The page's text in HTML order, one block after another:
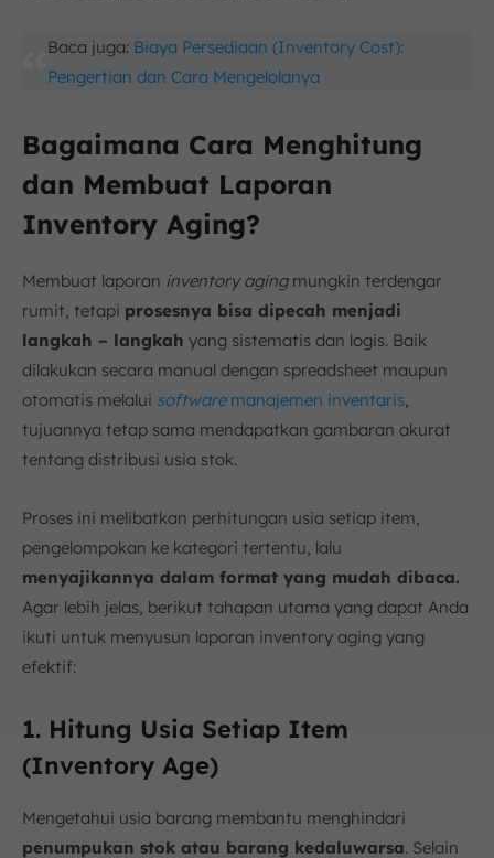
Baca juga: Biaya Persediaan (Inventory Cost):
Pengertian dan Cara Mengelolanya
Bagaimana Cara Menghitung
dan Membuat Laporan
Inventory Aging?
Membuat laporan inventory agingmungkin terdengar
rumit, tetapi prosesnya bisa dipecah menjadi
langkah – langkah yang sistematis dan logis. Baik
dilakukan secara manual dengan spreadsheet maupun
otomatis melalui softwaremanajemen inventaris
tujuannya tetap sama mendapatkan gambaran akurat
tentang distribusi usia stok.
Proses ini melibatkan perhitungan usia setiap item,
pengelompokan ke kategori tertentu, lalu
menyajikannya dalam format yang mudah dibaca.
Agar lebih jelas, berikut tahapan utama yang dapat Anda
ikuti untuk menyusun laporan inventory aging yang
efektif:
1. Hitung Usia Setiap Item
(Inventory Age)
Mengetahui usia barang membantu menghindari
penumpukan stok atau barang kedaluwarsa. Selain